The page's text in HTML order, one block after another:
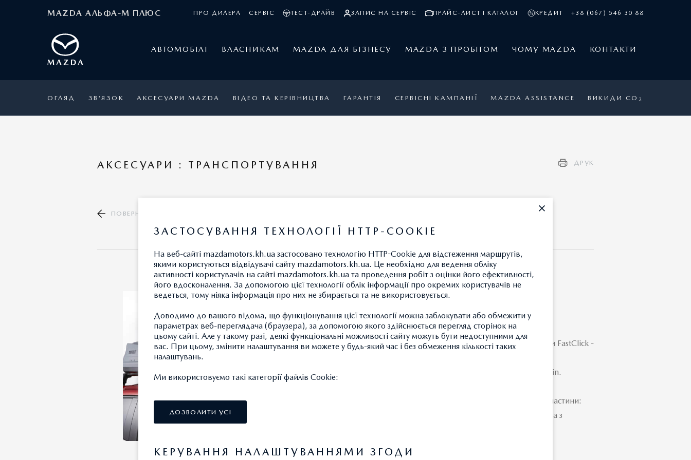
MAZDA АЛЬФА-М ПЛЮС ПРО ДИЛЕРА СЕРВІС ТЕСТ-ДРАЙВ ЗАПИС НА СЕРВІС ПРАЙС-ЛИСТ І КАТАЛОГ КРЕДИТ +38 (067) 546 30 88
АВТОМОБІЛІ ВЛАСНИКАМ MAZDA ДЛЯ БІЗНЕСУ MAZDA З ПРОБІГОМ ЧОМУ MAZDA КОНТАКТИ
ОГЛЯД ЗВ’ЯЗОК АКСЕСУАРИ MAZDA ВІДЕО ТА КЕРІВНИЦТВА ГАРАНТІЯ СЕРВІСНІ КАМПАНІЇ MAZDA ASSISTANCE ВИКИДИ CO 2
АКСЕСУАРИ : ТРАНСПОРТУВАННЯ
ПОВЕРНУТИСЯ ДО КАТАЛОГУ АКСЕСУАРІВ
ДРУК
БОКС ДЛЯ БАГАЖУ THULE TOURING 200
Короткий з двостороннім відкриванням і фіксаторами FastClick -
Максимальне навантаження: 50 кг. Колір: Titan Aeroskin.
Для встановлення потрібні додаткові оригінальні запчастини:
поперечнини під багажник. Зверніться до керівництва з
ЗАСТОСУВАННЯ ТЕХНОЛОГІЇ HTTP-COOKIE
На веб-сайті mazdamotors.kh.ua застосовано технологію HTTP-Cookie для відстеження маршрутів,
якими користуються відвідувачі сайту mazdamotors.kh.ua. Це необхідно для ведення обліку
активності користувачів на сайті mazdamotors.kh.ua та проведення робіт з оцінки його ефективності,
його вдосконалення. За допомогою цієї технології облік інформації про окремих користувачів не
ведеться, тому ніяка інформація про них не збирається та не використовується.
Доводимо до вашого відома, що функціонування цієї технології можна заблокувати або обмежити у
параметрах веб-переглядача (браузера), за допомогою якого здійснюється перегляд сторінок на
цьому сайті. Але у такому разі, деякі функціональні можливості сайту можуть бути недоступними для
вас. При цьому, змінити налаштування ви можете у будь-який час і без обмеження кількості таких
налаштувань.
Ми використовуємо такі категорії файлів Cookie:
ДОЗВОЛИТИ УСІ
КЕРУВАННЯ НАЛАШТУВАННЯМИ ЗГОДИ